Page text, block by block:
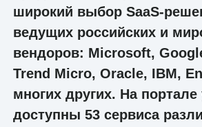
широкий выбор SaaS-
ведущих российских и
вендоров: Microsoft,
Trend Micro, Oracle, IBM,
многих других. На портале
доступны 53 сервиса